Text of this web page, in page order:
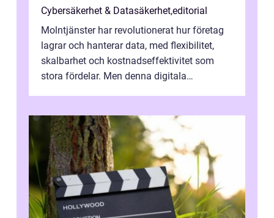
Cybersäkerhet & Datasäkerhet,editorial
Molntjänster har revolutionerat hur företag
lagrar och hanterar data, med flexibilitet,
skalbarhet och kostnadseffektivitet som
stora fördelar. Men denna digitala